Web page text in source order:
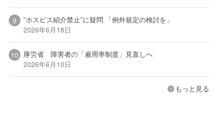
”ホスピス紹介禁止”に疑問 「例外規定の検討を」
2026年6月18日
厚労省 障害者の「雇用率制度」見直しへ
2026年6月10日
もっと見る